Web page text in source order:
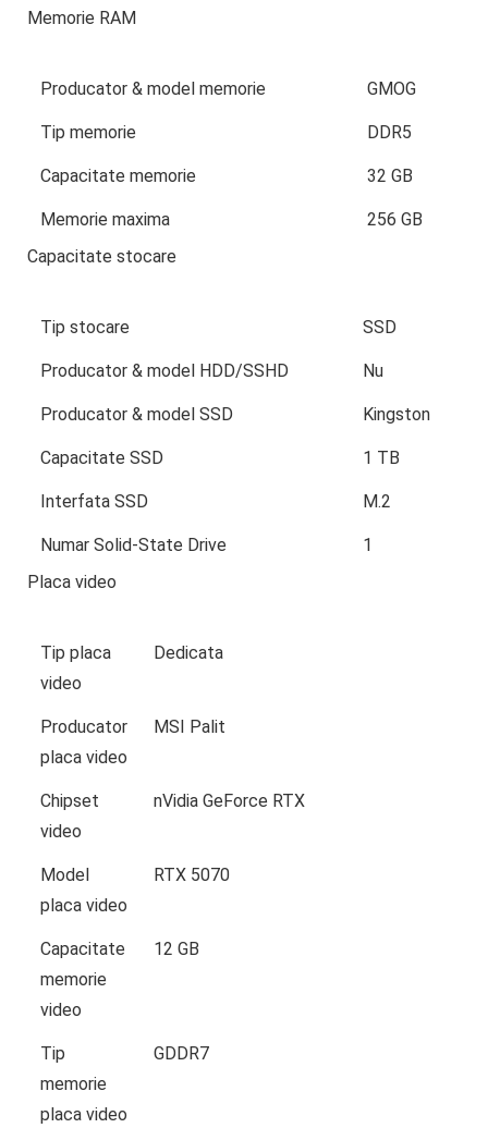
Memorie RAM
Producator & model memorie GMOG
Tip memorie DDR5
Capacitate memorie 32 GB
Memorie maxima
256 GB
Capacitate stocare
Tip stocare SSD
Producator & model HDD/SSHD Nu
Producator & model SSD Kingston
Capacitate SSD 1 TB
Interfata SSD M.2
Numar Solid-State Drive
1
Placa video
Tip placa
video
Dedicata
Producator
placa video
MSI Palit
Chipset
video
nVidia GeForce RTX
Model
placa video
RTX 5070
Capacitate
memorie
video
12 GB
Tip
memorie
placa video
GDDR7